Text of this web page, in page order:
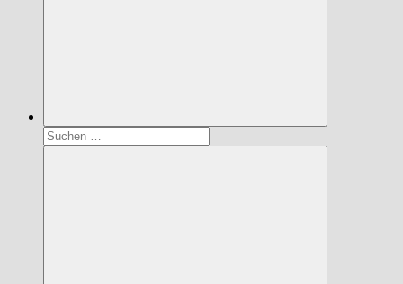
Suchen
nach: